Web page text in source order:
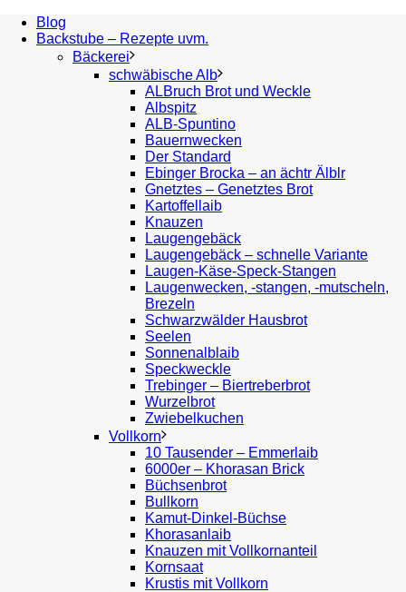
Blog
Backstube – Rezepte uvm.
Bäckerei
schwäbische Alb
ALBruch Brot und Weckle
Albspitz
ALB-Spuntino
Bauernwecken
Der Standard
Ebinger Brocka – an ächtr Älblr
Gnetztes – Genetztes Brot
Kartoffellaib
Knauzen
Laugengebäck
Laugengebäck – schnelle Variante
Laugen-Käse-Speck-Stangen
Laugenwecken, -stangen, -mutscheln,
Brezeln
Schwarzwälder Hausbrot
Seelen
Sonnenalblaib
Speckweckle
Trebinger – Biertreberbrot
Wurzelbrot
Zwiebelkuchen
Vollkorn
10 Tausender – Emmerlaib
6000er – Khorasan Brick
Büchsenbrot
Bullkorn
Kamut-Dinkel-Büchse
Khorasanlaib
Knauzen mit Vollkornanteil
Kornsaat
Krustis mit Vollkorn